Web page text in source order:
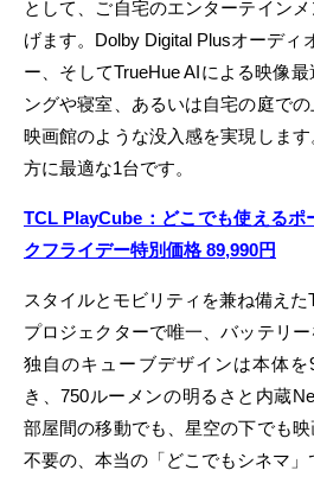
として、ご自宅のエンターテイン
げます。Dolby Digital Plusオーディ
ー、そしてTrueHue AIによる映像
ングや寝室、あるいは自宅の庭で
映画館のような没入感を実現しま
方に最適な1台です。
TCL PlayCube：どこでも使えるポ
クフライデー特別価格 89,990円
スタイルとモビリティを兼ね備え
プロジェクターで唯一、バッテリー
独自のキューブデザインは本体
き、750ルーメンの明るさと内蔵
部屋間の移動でも、星空の下でも
不要の、本当の「どこでもシネマ」